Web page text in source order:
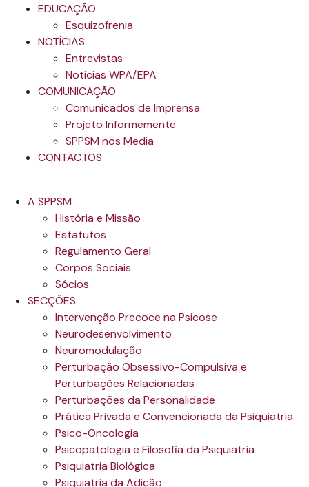
EDUCAÇÃO
Esquizofrenia
NOTÍCIAS
Entrevistas
Notícias WPA/EPA
COMUNICAÇÃO
Comunicados de Imprensa
Projeto Informemente
SPPSM nos Media
CONTACTOS
A SPPSM
História e Missão
Estatutos
Regulamento Geral
Corpos Sociais
Sócios
SECÇÕES
Intervenção Precoce na Psicose
Neurodesenvolvimento
Neuromodulação
Perturbação Obsessivo-Compulsiva e
Perturbações Relacionadas
Perturbações da Personalidade
Prática Privada e Convencionada da Psiquiatria
Psico-Oncologia
Psicopatologia e Filosofia da Psiquiatria
Psiquiatria Biológica
Psiquiatria da Adição